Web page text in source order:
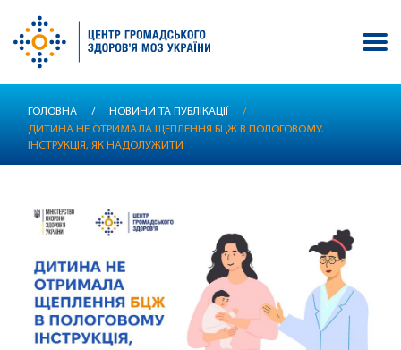
основного
ГОЛОВНА / НОВИНИ ТА ПУБЛІКАЦІЇ
/
ДИТИНА НЕ ОТРИМАЛА ЩЕПЛЕННЯ БЦЖ В ПОЛОГОВОМУ.
ІНСТРУКЦІЯ, ЯК НАДОЛУЖИТИ